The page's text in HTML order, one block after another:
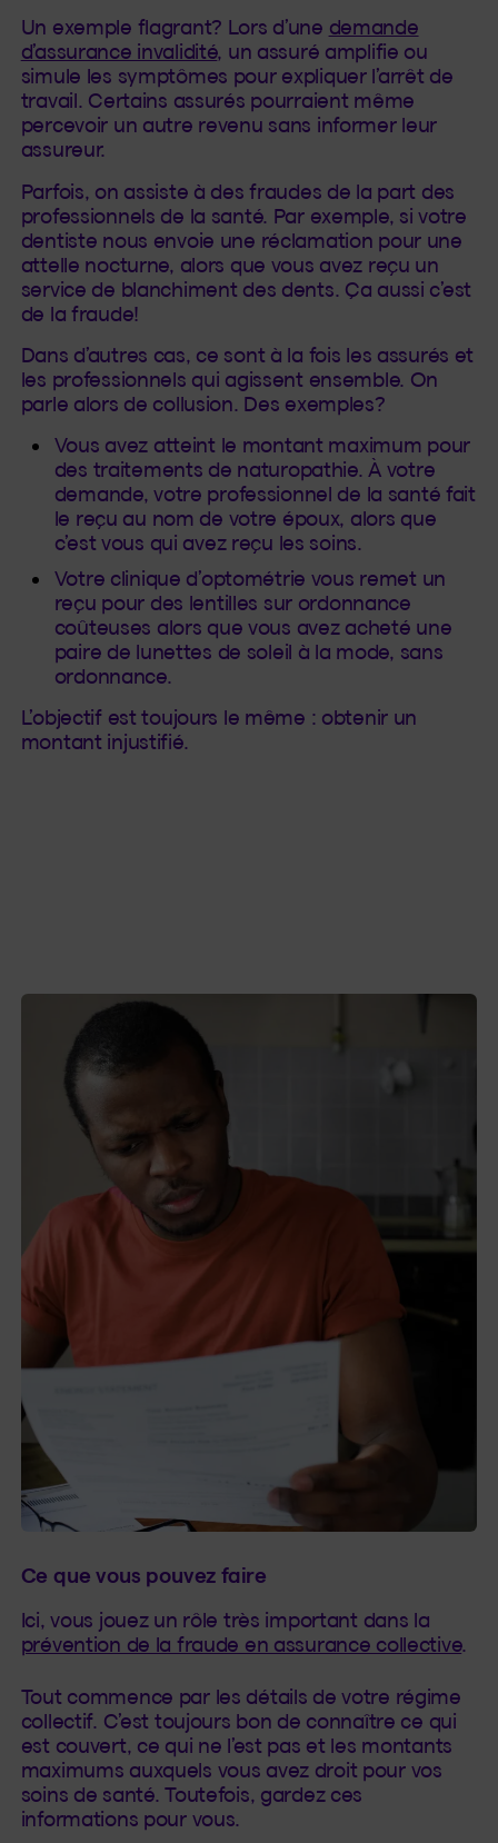
Un exemple flagrant? Lors d’une demande
d’assurance invalidité, un assuré amplifie ou
simule les symptômes pour expliquer l’arrêt de
travail. Certains assurés pourraient même
percevoir un autre revenu sans informer leur
assureur.
Parfois, on assiste à des fraudes de la part des
professionnels de la santé. Par exemple, si votre
dentiste nous envoie une réclamation pour une
attelle nocturne, alors que vous avez reçu un
service de blanchiment des dents. Ça aussi c’est
de la fraude!
Dans d’autres cas, ce sont à la fois les assurés et
les professionnels qui agissent ensemble. On
parle alors de collusion. Des exemples?
Vous avez atteint le montant maximum pour
des traitements de naturopathie. À votre
demande, votre professionnel de la santé fait
le reçu au nom de votre époux, alors que
c’est vous qui avez reçu les soins.
Votre clinique d’optométrie vous remet un
reçu pour des lentilles sur ordonnance
coûteuses alors que vous avez acheté une
paire de lunettes de soleil à la mode, sans
ordonnance.
L’objectif est toujours le même : obtenir un
montant injustifié.
Ce que vous pouvez faire
Ici, vous jouez un rôle très important dans la
prévention de la fraude en assurance collective.
Tout commence par les détails de votre régime
collectif. C’est toujours bon de connaître ce qui
est couvert, ce qui ne l’est pas et les montants
maximums auxquels vous avez droit pour vos
soins de santé. Toutefois, gardez ces
informations pour vous.